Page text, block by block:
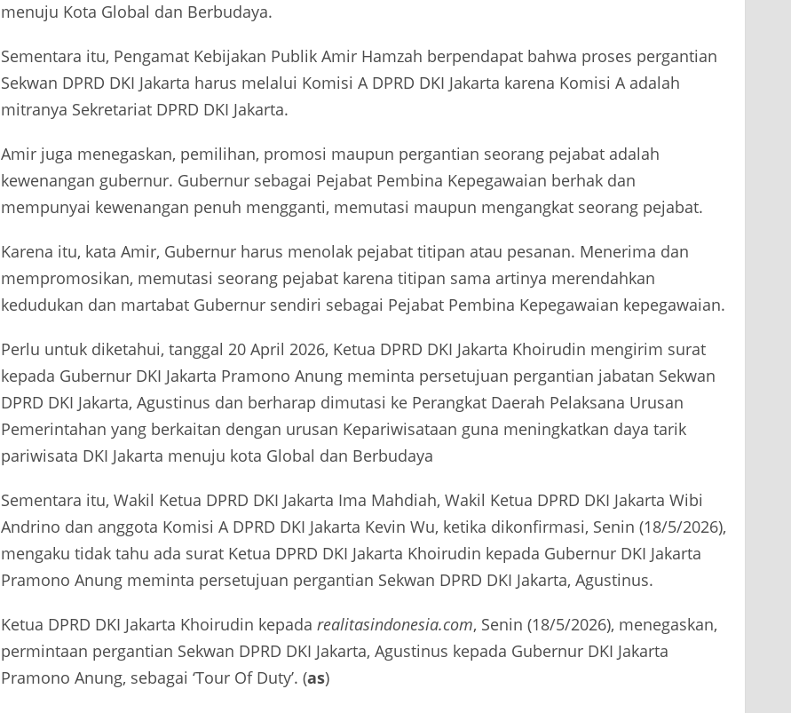
menuju Kota Global dan Berbudaya.
Sementara itu, Pengamat Kebijakan Publik Amir Hamzah berpendapat bahwa proses pergantian
Sekwan DPRD DKI Jakarta harus melalui Komisi A DPRD DKI Jakarta karena Komisi A adalah
mitranya Sekretariat DPRD DKI Jakarta.
Amir juga menegaskan, pemilihan, promosi maupun pergantian seorang pejabat adalah
kewenangan gubernur. Gubernur sebagai Pejabat Pembina Kepegawaian berhak dan
mempunyai kewenangan penuh mengganti, memutasi maupun mengangkat seorang pejabat.
Karena itu, kata Amir, Gubernur harus menolak pejabat titipan atau pesanan. Menerima dan
mempromosikan, memutasi seorang pejabat karena titipan sama artinya merendahkan
kedudukan dan martabat Gubernur sendiri sebagai Pejabat Pembina Kepegawaian kepegawaian.
Perlu untuk diketahui, tanggal 20 April 2026, Ketua DPRD DKI Jakarta Khoirudin mengirim surat
kepada Gubernur DKI Jakarta Pramono Anung meminta persetujuan pergantian jabatan Sekwan
DPRD DKI Jakarta, Agustinus dan berharap dimutasi ke Perangkat Daerah Pelaksana Urusan
Pemerintahan yang berkaitan dengan urusan Kepariwisataan guna meningkatkan daya tarik
pariwisata DKI Jakarta menuju kota Global dan Berbudaya
Sementara itu, Wakil Ketua DPRD DKI Jakarta Ima Mahdiah, Wakil Ketua DPRD DKI Jakarta Wibi
Andrino dan anggota Komisi A DPRD DKI Jakarta Kevin Wu, ketika dikonfirmasi, Senin (18/5/2026),
mengaku tidak tahu ada surat Ketua DPRD DKI Jakarta Khoirudin kepada Gubernur DKI Jakarta
Pramono Anung meminta persetujuan pergantian Sekwan DPRD DKI Jakarta, Agustinus.
Ketua DPRD DKI Jakarta Khoirudin kepada realitasindonesia.com, Senin (18/5/2026), menegaskan,
permintaan pergantian Sekwan DPRD DKI Jakarta, Agustinus kepada Gubernur DKI Jakarta
Pramono Anung, sebagai ‘Tour Of Duty’. (as)